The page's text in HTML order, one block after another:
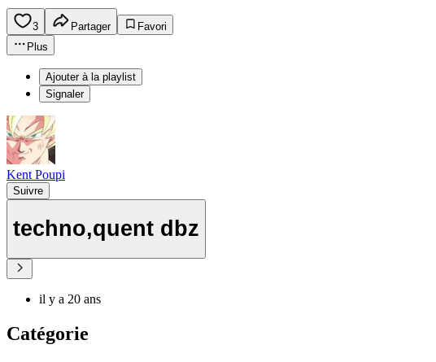
3 Partager
Favori
Plus
Ajouter à la playlist
Signaler
Kent Poupi
Suivre
techno,quent dbz
il y a 20 ans
Catégorie